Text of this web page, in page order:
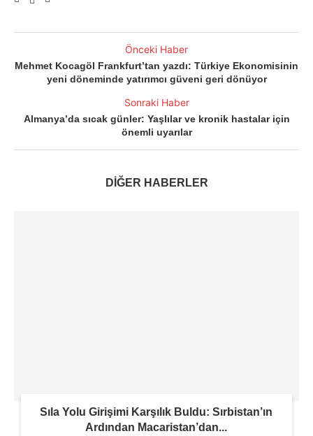
Önceki Haber
Mehmet Kocagöl Frankfurt’tan yazdı: Türkiye Ekonomisinin
yeni döneminde yatırımcı güveni geri dönüyor
Sonraki Haber
Almanya’da sıcak günler: Yaşlılar ve kronik hastalar için
önemli uyarılar
DİĞER HABERLER
Sıla Yolu Girişimi Karşılık Buldu: Sırbistan’ın
Ardından Macaristan’dan...